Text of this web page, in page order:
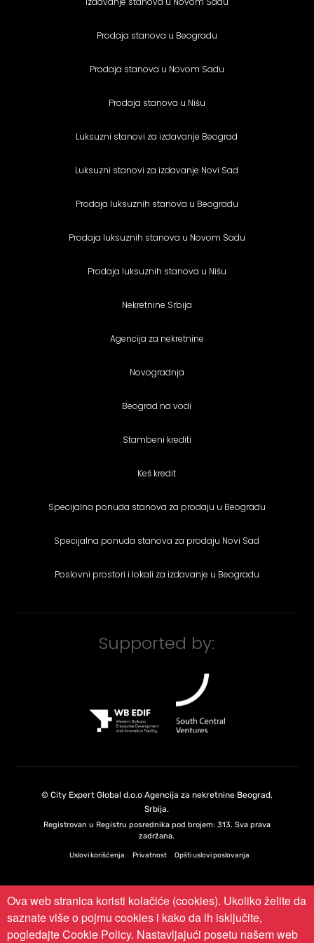
Prodaja stanova u Beogradu
Prodaja stanova u Novom Sadu
Prodaja stanova u Nišu
Luksuzni stanovi za izdavanje Beograd
Luksuzni stanovi za izdavanje Novi Sad
Prodaja luksuznih stanova u Beogradu
Prodaja luksuznih stanova u Novom Sadu
Prodaja luksuznih stanova u Nišu
Nekretnine Srbija
Agencija za nekretnine
Novogradnja
Beograd na vodi
Stambeni krediti
Keš kredit
Specijalna ponuda stanova za prodaju u Beogradu
Specijalna ponuda stanova za prodaju Novi Sad
Poslovni prostori i lokali za izdavanje u Beogradu
Supported by:
© City Expert Global d.o.o Agencija za nekretnine Beograd,
Srbija.
Registrovan u Registru posrednika pod brojem: 313. Sva prava
zadržana.
Uslovi korišćenja Privatnost Opšti uslovi poslovanja
Ova web stranica koristi kolačiće (cookies). Ukoliko želite da
saznate više o pojmu cookies i kako da ih isključite,
pogledajteCookie Policy. Nastavljajući posetu našem web